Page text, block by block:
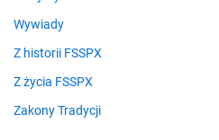
Wywiady
Z historii FSSPX
Z życia FSSPX
Zakony Tradycji